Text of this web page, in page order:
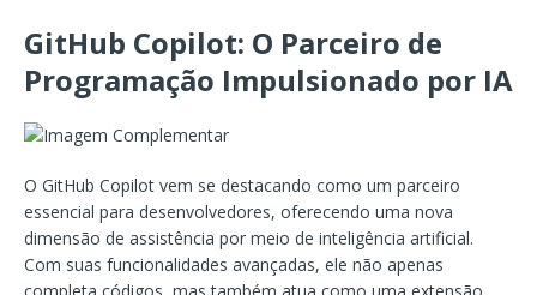
GitHub Copilot: O Parceiro de
Programação Impulsionado por IA
O GitHub Copilot vem se destacando como um parceiro
essencial para desenvolvedores, oferecendo uma nova
dimensão de assistência por meio de inteligência artificial.
Com suas funcionalidades avançadas, ele não apenas